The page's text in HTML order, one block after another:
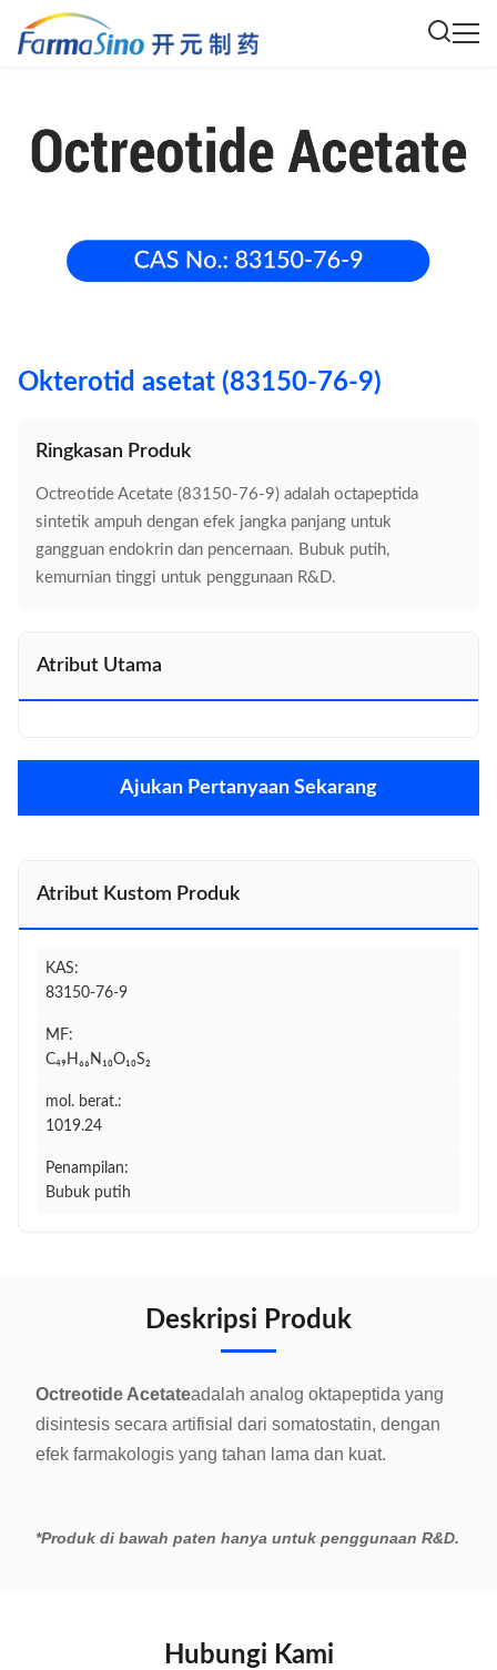
Okterotid asetat (83150-76-9)
Ringkasan Produk
Octreotide Acetate (83150-76-9) adalah octapeptida
sintetik ampuh dengan efek jangka panjang untuk
gangguan endokrin dan pencernaan. Bubuk putih,
kemurnian tinggi untuk penggunaan R&D.
Atribut Utama
Ajukan Pertanyaan Sekarang
Atribut Kustom Produk
KAS:
83150-76-9
MF:
C₄₉H₆₆N₁₀O₁₀S₂
mol. berat.:
1019.24
Penampilan:
Bubuk putih
Deskripsi Produk
Octreotide Acetateadalah analog oktapeptida yang
disintesis secara artifisial dari somatostatin, dengan
efek farmakologis yang tahan lama dan kuat.
*Produk di bawah paten hanya untuk penggunaan R&D.
Hubungi Kami